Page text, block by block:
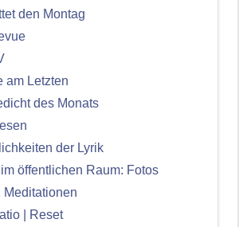
den Montag
am Letzten
des Monats
der Lyrik
öffentlichen Raum: Fotos
Meditationen
| Reset